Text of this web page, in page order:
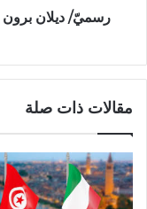
رسميّ/ ديلان برون
مقالات ذات صلة